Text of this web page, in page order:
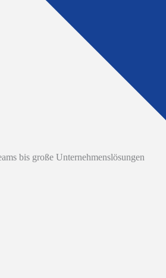
bis große Unternehmenslösungen